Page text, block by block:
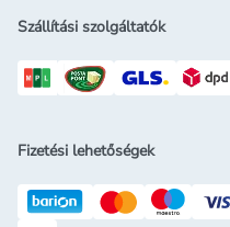
Szállítási szolgáltatók
Fizetési lehetőségek